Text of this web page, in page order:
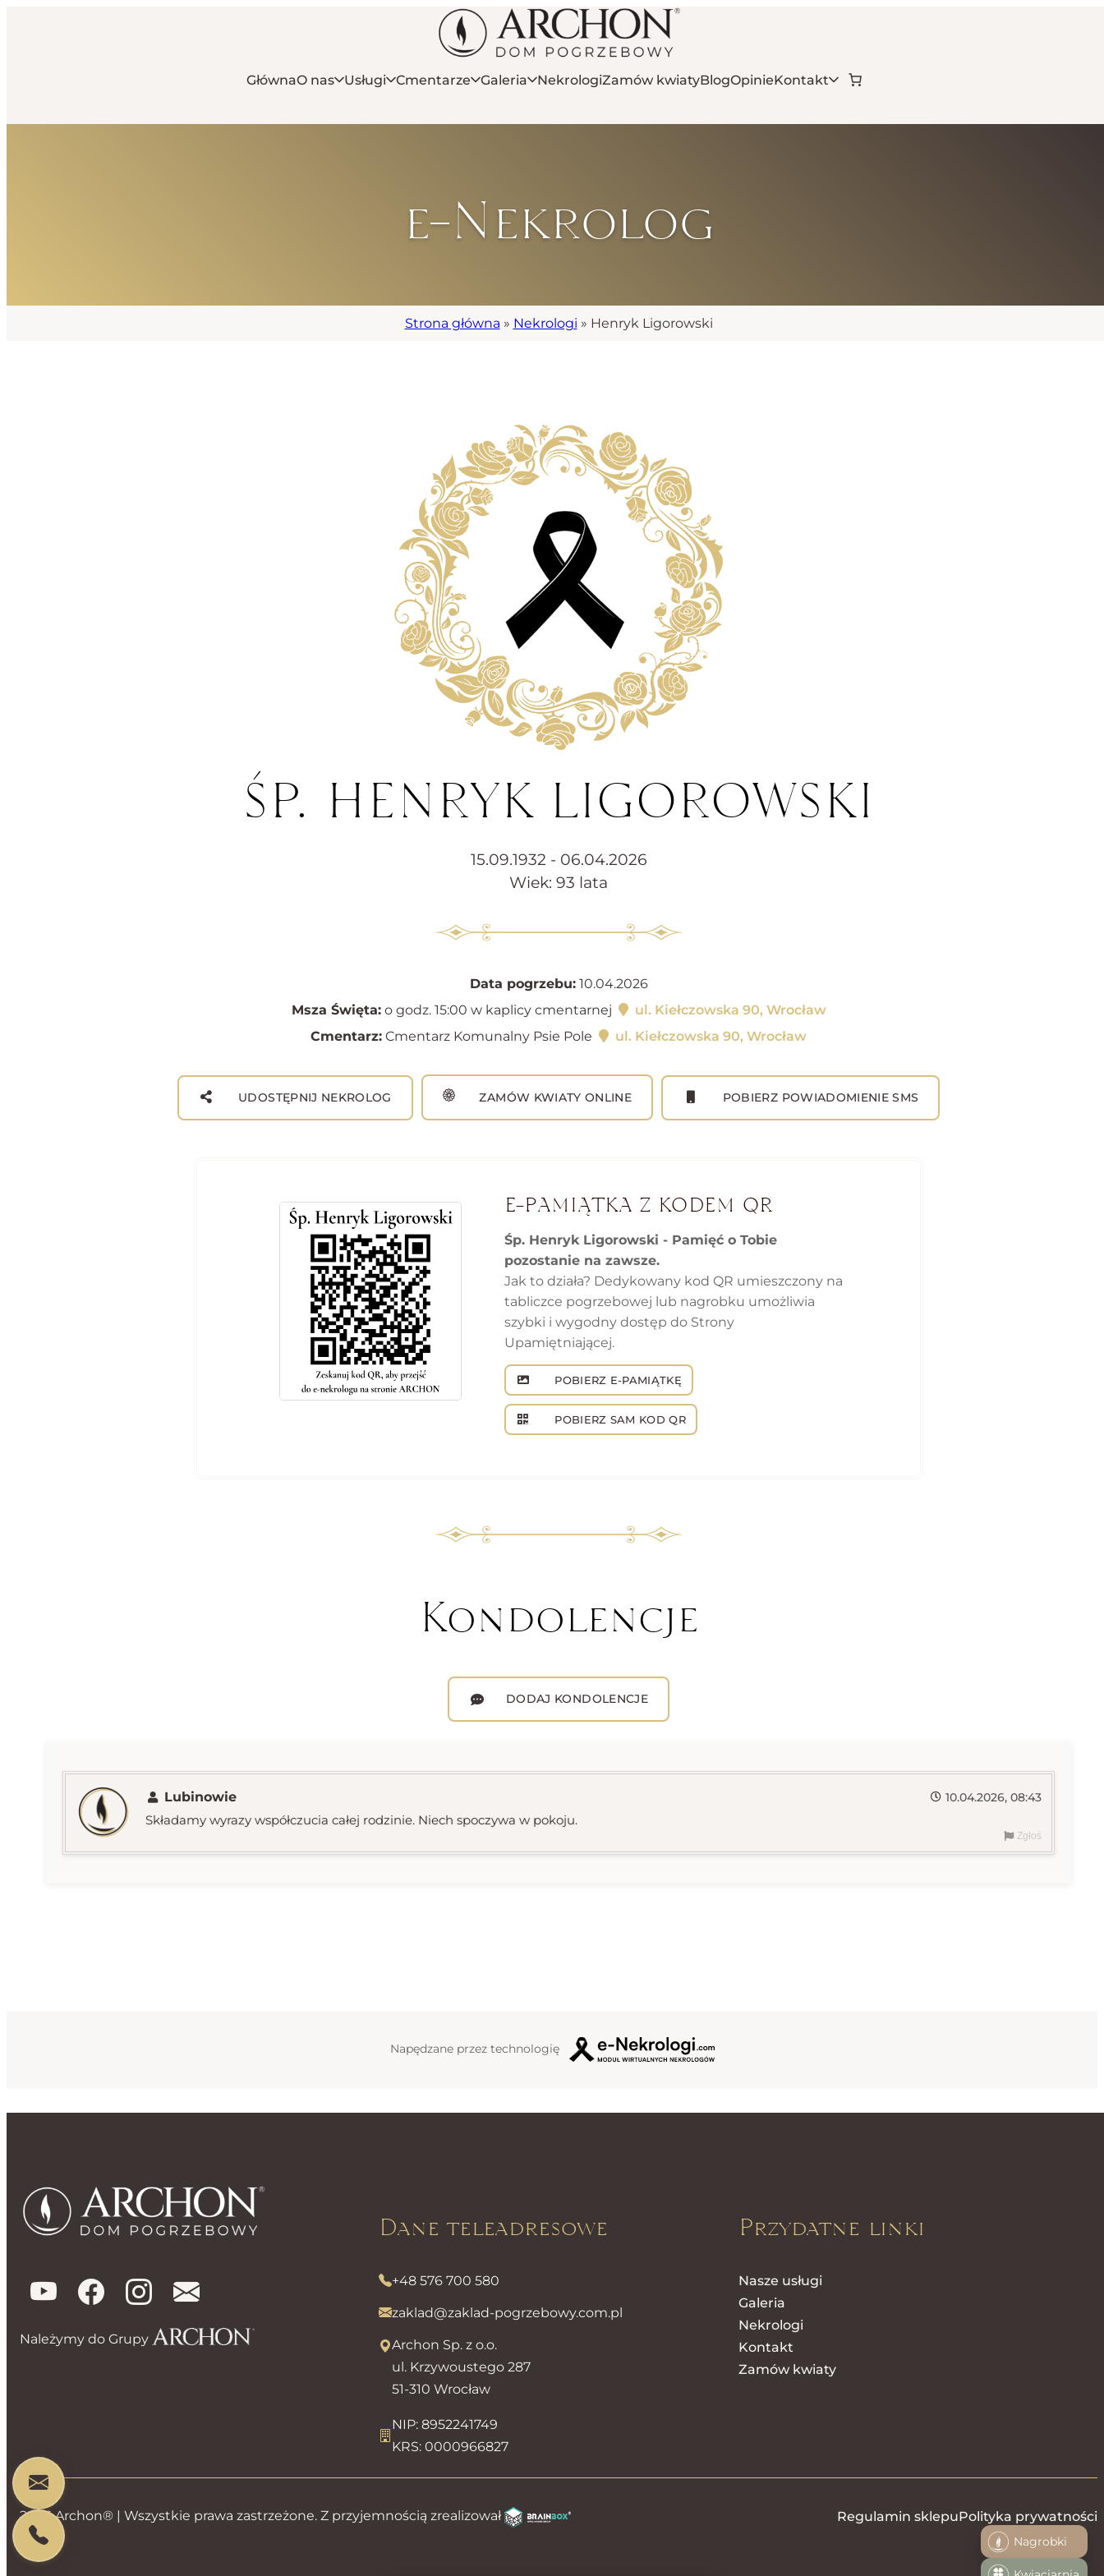
GłównaO nas Usługi Cmentarze Galeria NekrologiZamów kwiatyBlogOpinieKontakt
e-Nekrolog
Strona główna » Nekrologi » Henryk Ligorowski
ŚP. HENRYK LIGOROWSKI
15.09.1932 - 06.04.2026
Wiek: 93 lata
Data pogrzebu:10.04.2026
Msza Święta:o godz. 15:00 w kaplicy cmentarnej
ul. Kiełczowska 90, Wrocław
Cmentarz: Cmentarz Komunalny Psie Pole ul. Kiełczowska 90, Wrocław
UDOSTĘPNIJ NEKROLOG ZAMÓW KWIATY ONLINE POBIERZ POWIADOMIENIE SMS
E-PAMIĄTKA Z KODEM QR
Śp. Henryk Ligorowski - Pamięć o Tobie
pozostanie na zawsze.
Jak to działa? Dedykowany kod QR umieszczony na
tabliczce pogrzebowej lub nagrobku umożliwia
szybki i wygodny dostęp do Strony
Upamiętniającej.
POBIERZ E-PAMIĄTKĘ
POBIERZ SAM KOD QR
Kondolencje
DODAJ KONDOLENCJE
Lubinowie 10.04.2026, 08:43
Składamy wyrazy współczucia całej rodzinie. Niech spoczywa w pokoju.
Zgłoś
Napędzane przez technologię
Nagrobki
Należymy do Grupy
Dane teleadresowe
+48 576 700 580
zaklad@zaklad-pogrzebowy.com.pl
Archon Sp. z o.o.
ul. Krzywoustego 287
51-310 Wrocław
NIP: 8952241749
KRS: 0000966827
Przydatne linki
Nasze usługi
Galeria
Nekrologi
Kontakt
Zamów kwiaty
2026 Archon® | Wszystkie prawa zastrzeżone. Z przyjemnością zrealizował Regulamin sklepuPolityka prywatności